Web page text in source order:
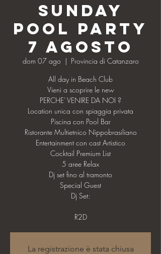
SUNDAY
POOL PARTY
7 AGOSTO
dom 07 ago
  |
Provincia di Catanzaro
All day in Beach Club
Vieni a scoprire le new
PERCHE' VENIRE DA NOI ?
Location unica con spiaggia privata
Piscina con Pool Bar
Ristorante Multietnico Nippobrasiliano
Entertainment con cast Artistico
Cocktail Premium List
5 aree Relax
Dj set fino al tramonto
Special Guest
Dj Set:
R2D
La registrazione è stata chiusa